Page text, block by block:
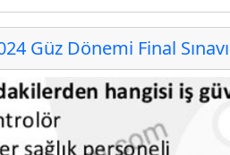
Güz Dönemi Final Sınavı